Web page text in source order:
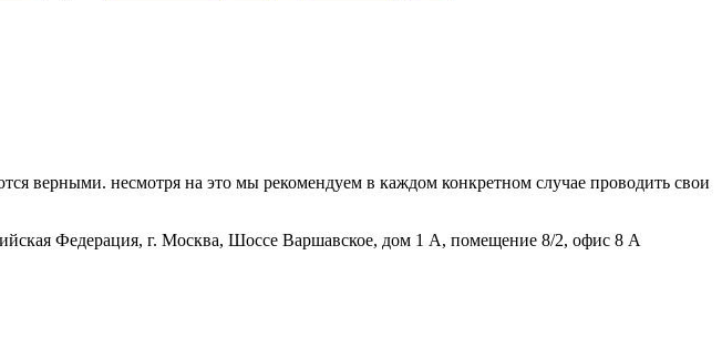
верными. несмотря на это мы рекомендуем в каждом конкретном случае проводить свои
Федерация, г. Москва, Шоссе Варшавское, дом 1 А, помещение 8/2, офис 8 А